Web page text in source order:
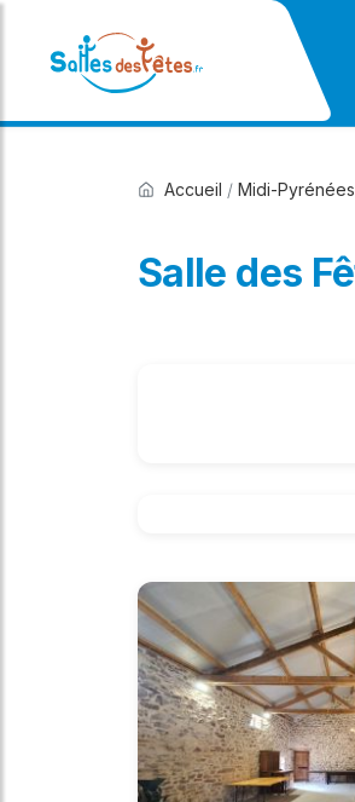
Accueil / Midi-Pyrénées
Salle des